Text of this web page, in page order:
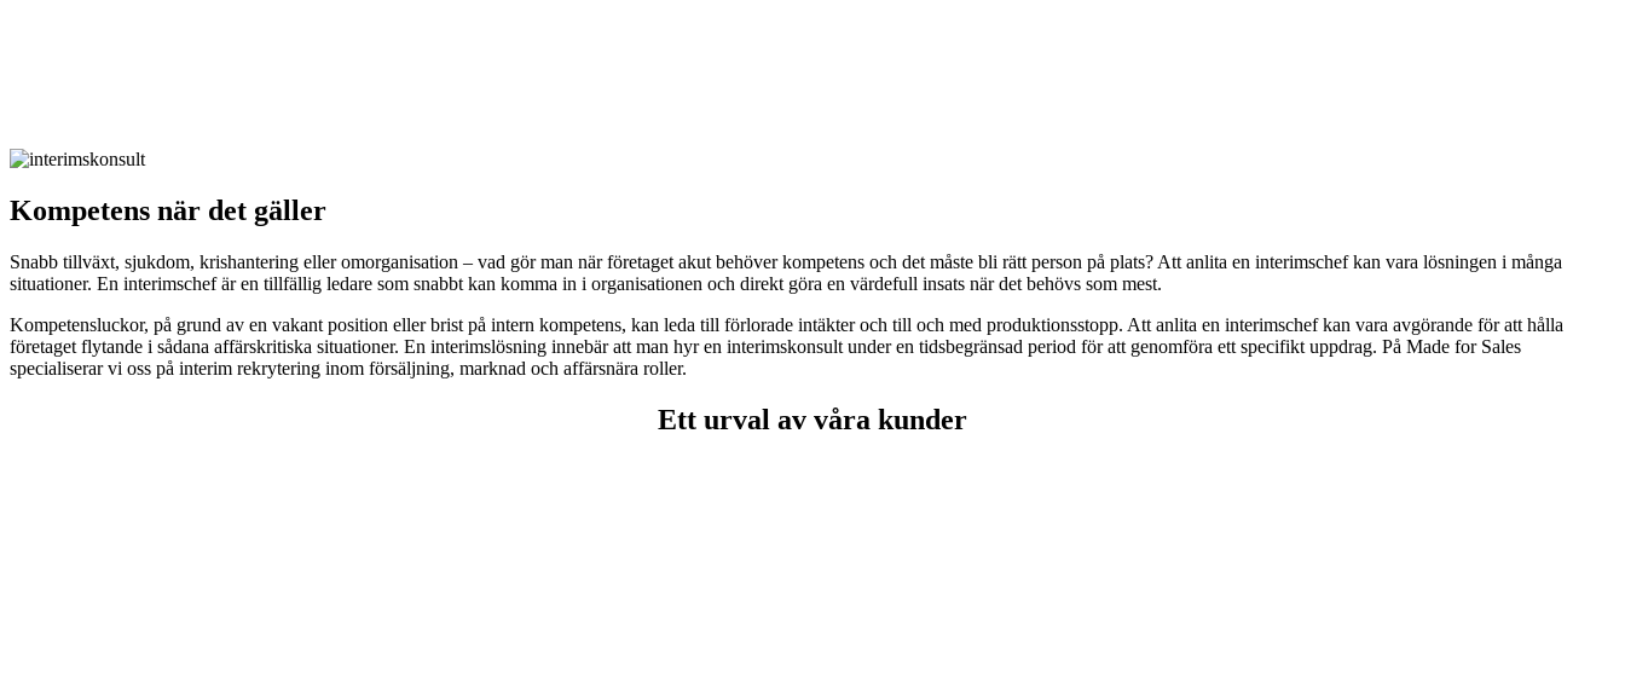
Kompetens när det gäller
Snabb tillväxt, sjukdom, krishantering eller omorganisation – vad gör man när företaget akut behöver kompetens och det måste bli rätt person på plats? Att anlita en interimschef kan vara lösningen i många
situationer. En interimschef är en tillfällig ledare som snabbt kan komma in i organisationen och direkt göra en värdefull insats när det behövs som mest.
Kompetensluckor, på grund av en vakant position eller brist på intern kompetens, kan leda till förlorade intäkter och till och med produktionsstopp. Att anlita en interimschef kan vara avgörande för att hålla
företaget flytande i sådana affärskritiska situationer. En interimslösning innebär att man hyr en interimskonsult under en tidsbegränsad period för att genomföra ett specifikt uppdrag. På Made for Sales
specialiserar vi oss på interim rekrytering inom försäljning, marknad och affärsnära roller.
Ett urval av våra kunder